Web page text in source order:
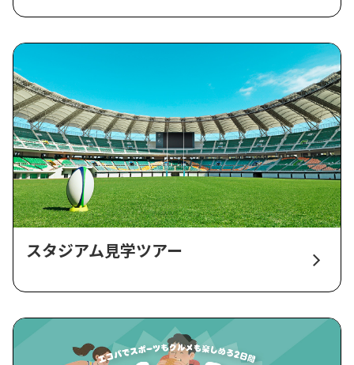
スタジアム見学ツアー